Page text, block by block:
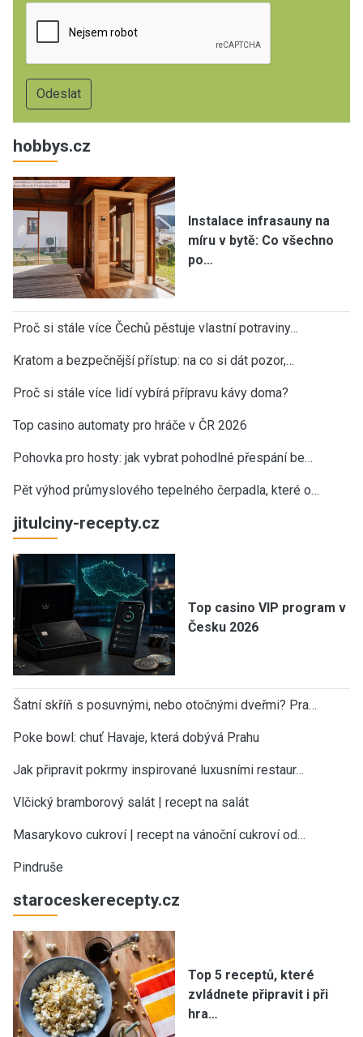
hobbys.cz
Instalace infrasauny na
míru v bytě: Co všechno
po…
Proč si stále více Čechů pěstuje vlastní potraviny…
Kratom a bezpečnější přístup: na co si dát pozor,…
Proč si stále více lidí vybírá přípravu kávy doma?
Top casino automaty pro hráče v ČR 2026
Pohovka pro hosty: jak vybrat pohodlné přespání be…
Pět výhod průmyslového tepelného čerpadla, které o…
jitulciny-recepty.cz
Top casino VIP program v
Česku 2026
Šatní skříň s posuvnými, nebo otočnými dveřmi? Pra…
Poke bowl: chuť Havaje, která dobývá Prahu
Jak připravit pokrmy inspirované luxusními restaur…
Vlčický bramborový salát | recept na salát
Masarykovo cukroví | recept na vánoční cukroví od…
Pindruše
staroceskerecepty.cz
Top 5 receptů, které
zvládnete připravit i při
hra…